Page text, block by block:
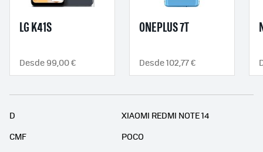
LG K41S
Desde 99,00 €
ONEPLUS 7T
Desde 102,77 €
D
XIAOMI REDMI NOTE 14
CMF
POCO